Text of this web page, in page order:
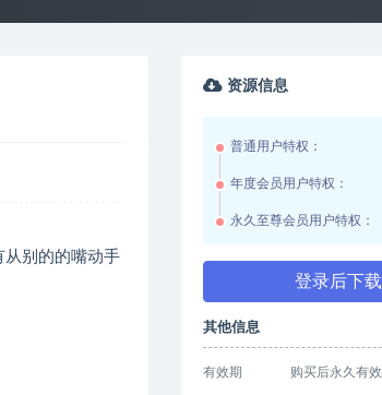
从别的的嘴动手
资源信息
普通用户特权：
年度会员用户特权：
永久至尊会员用户特权：
登录后下载
其他信息
有效期 购买后永久有效